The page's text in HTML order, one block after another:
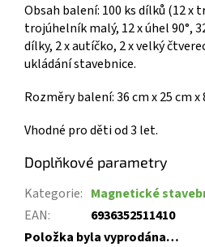
Obsah balení: 100 ks dílků (12 x
trojúhelník malý, 12 x úhel 90°,
dílky, 2 x autíčko, 2 x velký
ukládání stavebnice.
Rozměry balení: 36 cm x 25 cm x
Vhodné pro děti od 3 let.
Doplňkové parametry
Kategorie: Magnetické
EAN:
6936352511410
Položka byla vyprodána…